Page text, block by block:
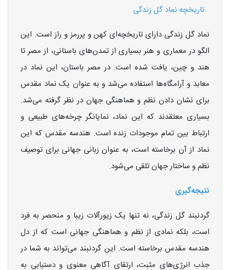
تاریخچه نماد گل زندگی
نماد گل زندگی دارای تاریخچه‌ای کهن و پررمز و راز است. این
الگو در معماری و هنر بسیاری از تمدن‌های باستانی، از مصر تا
هند و چین، یافت شده است. در مصر باستان، این نماد در
معابد و آرامگاه‌ها استفاده می‌شد و به عنوان یک نماد مقدس
برای نشان دادن نظم و هماهنگی جهان در نظر گرفته می‌شد.
بسیاری معتقدند که این نماد، نمایانگر چرخه‌های طبیعی و
ارتباط بین تمام موجودات زنده است. هندسه مقدس که این
نماد از آن برخاسته است، به عنوان زبانی جهانی برای توصیف
نظم و ساختار جهان تلقی می‌شود.
نتیجه‌گیری
گردنبند گل زندگی، نه تنها یک زیورآلات زیبا و منحصر به فرد
است، بلکه نمادی از نظم و هماهنگی جهانی است که از دل
هندسه مقدس برخاسته است. این گردنبند می‌تواند به شما در
جذب انرژی‌های مثبت، ارتقای آگاهی معنوی و دستیابی به